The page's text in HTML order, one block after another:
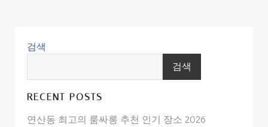
검색
검색
RECENT POSTS
연산동 최고의 룸싸롱 추천 인기 장소 2026